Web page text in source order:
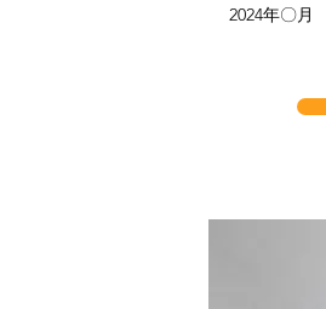
2024年〇